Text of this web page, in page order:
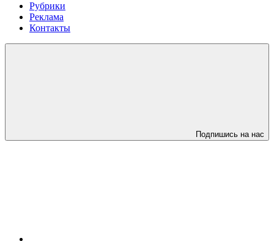
Рубрики
Реклама
Контакты
Подпишись на нас